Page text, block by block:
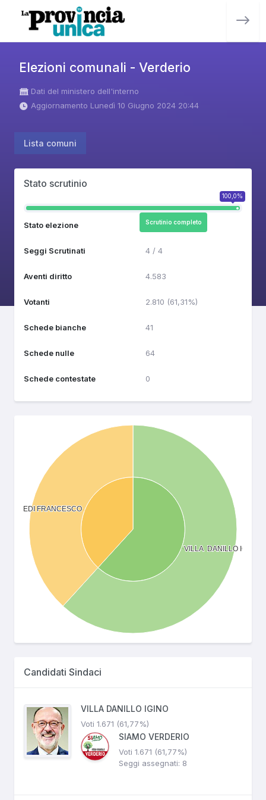
Elezioni comunali - Verderio
Dati del ministero dell'interno
Aggiornamento Lunedì 10 Giugno 2024 20:44
Lista comuni
Stato scrutinio
100,0%
Stato elezione Scrutinio completo
Seggi Scrutinati 4 / 4
Aventi diritto 4.583
Votanti 2.810 (61,31%)
Schede bianche 41
Schede nulle 64
Schede contestate 0
Candidati Sindaci
VILLA DANILLO IGINO
Voti 1.671 (61,77%)
SIAMO VERDERIO
Voti 1.671 (61,77%)
Seggi assegnati: 8